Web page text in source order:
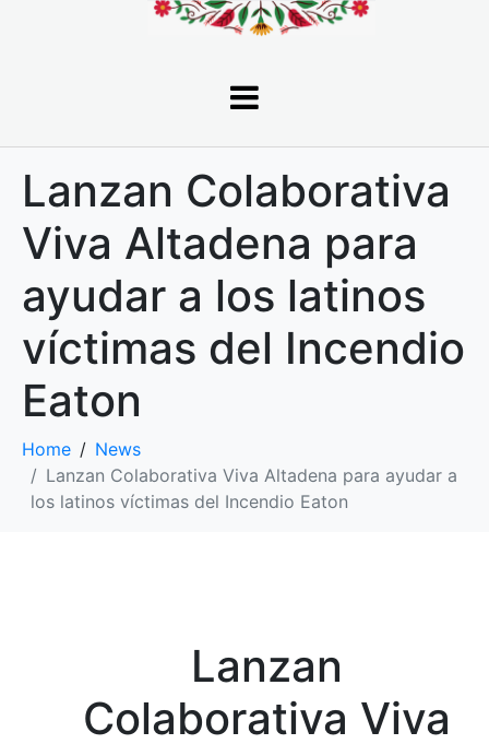
Lanzan Colaborativa
Viva Altadena para
ayudar a los latinos
víctimas del Incendio
Eaton
Home
News
Lanzan Colaborativa Viva Altadena para ayudar a
los latinos víctimas del Incendio Eaton
Lanzan
Colaborativa Viva